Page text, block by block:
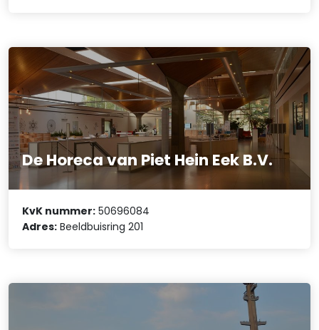
De Horeca van Piet Hein Eek B.V.
KvK nummer: 50696084
Adres: Beeldbuisring 201